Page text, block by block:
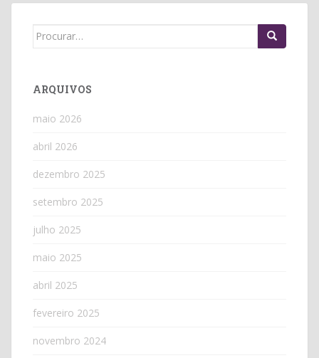
Search
ARQUIVOS
maio 2026
abril 2026
dezembro 2025
setembro 2025
julho 2025
maio 2025
abril 2025
fevereiro 2025
novembro 2024